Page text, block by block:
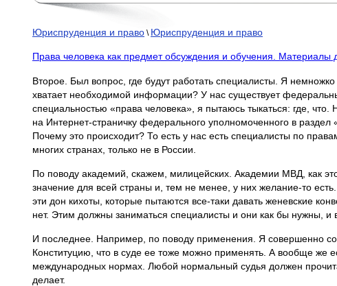
Юриспруденция и право \ Юриспруденция и право
Права человека как предмет обсуждения и обучения. Материалы
Второе. Был вопрос, где будут работать специалисты. Я
хватает необходимой информации? У нас существует
специальностью «права человека», я пытаюсь тыкаться: где,
на Интернет-страничку федерального уполномоченного в
Почему это происходит? То есть у нас есть специалисты по
многих странах, только не в России.
По поводу академий, скажем, милицейских. Академии МВД, как
значение для всей страны и, тем не менее, у них желание-то
эти дон кихоты, которые пытаются все-таки давать женевские
нет. Этим должны заниматься специалисты и они как бы нужны, и
И последнее. Например, по поводу применения. Я совершенно
Конституцию, что в суде ее тоже можно применять. А вообще же
международных нормах. Любой нормальный судья должен
делает.